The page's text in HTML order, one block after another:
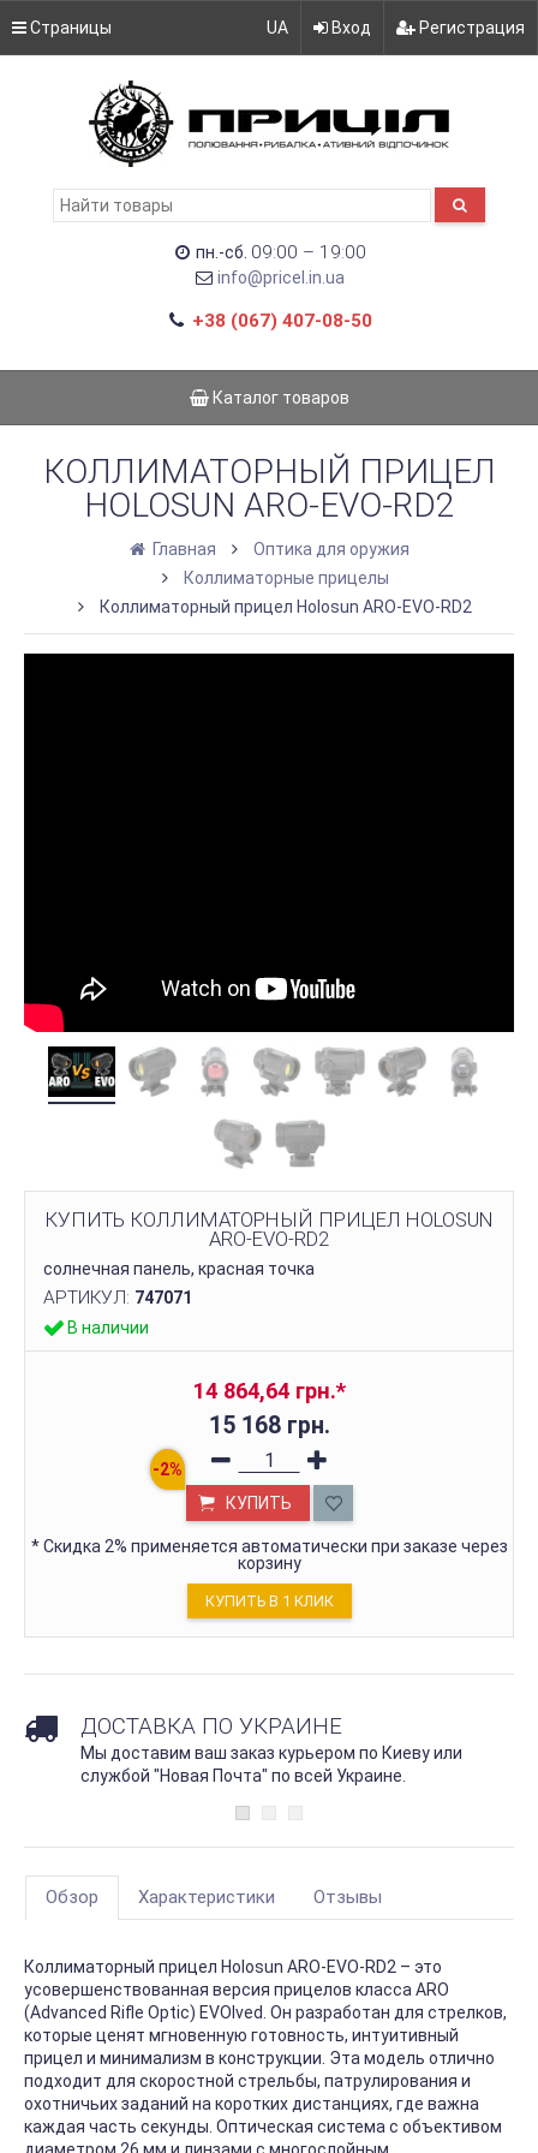
Страницы UA Вход Регистрация
пн.-сб. 09:00 – 19:00
info@pricel.in.ua
+38 (067) 407-08-50
Каталог товаров
КОЛЛИМАТОРНЫЙ ПРИЦЕЛ
HOLOSUN ARO-EVO-RD2
Главная
Оптика для оружия
Коллиматорные прицелы
Коллиматорный прицел Holosun ARO-EVO-RD2
КУПИТЬ КОЛЛИМАТОРНЫЙ ПРИЦЕЛ HOLOSUN
ARO-EVO-RD2
солнечная панель, красная точка
АРТИКУЛ: 747071
В наличии
14 864,64 грн.*
15 168 грн.
КУПИТЬ
*Скидка 2% применяется автоматически при заказе через
корзину
КУПИТЬ В 1 КЛИК
ДОСТАВКА ПО УКРАИНЕ
Мы доставим ваш заказ курьером по Киеву или
службой "Новая Почта" по всей Украине.
Обзор Характеристики Отзывы
Коллиматорный прицел Holosun ARO-EVO-RD2 – это
усовершенствованная версия прицелов класса ARO
(Advanced Rifle Optic) EVOlved. Он разработан для стрелков,
которые ценят мгновенную готовность, интуитивный
прицел и минимализм в конструкции. Эта модель отлично
подходит для скоростной стрельбы, патрулирования и
охотничьих заданий на коротких дистанциях, где важна
каждая часть секунды. Оптическая система с объективом